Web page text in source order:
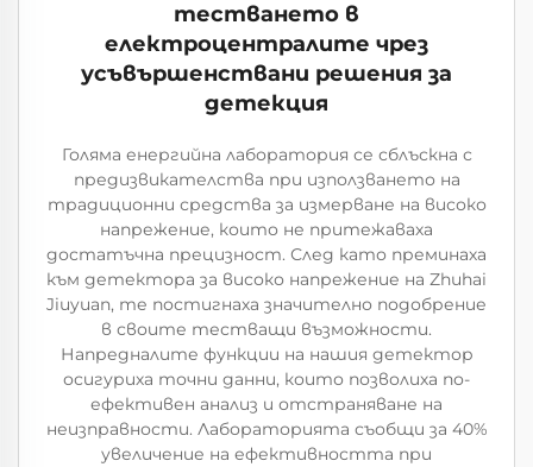
тестването в
електроцентралите чрез
усъвършенствани решения за
детекция
Голяма енергийна лаборатория се сблъскна с
предизвикателства при използването на
традиционни средства за измерване на високо
напрежение, които не притежаваха
достатъчна прецизност. След като преминаха
към детектора за високо напрежение на Zhuhai
Jiuyuan, те постигнаха значително подобрение
в своите тестващи възможности.
Напредналите функции на нашия детектор
осигуриха точни данни, които позволиха по-
ефективен анализ и отстраняване на
неизправности. Лабораторията съобщи за 40%
увеличение на ефективността при